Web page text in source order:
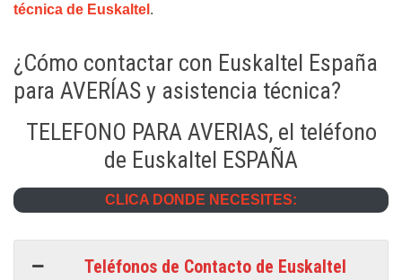
técnica de Euskaltel .
¿Cómo contactar con Euskaltel España
para AVERÍAS y asistencia técnica?
TELEFONO PARA AVERIAS, el teléfono
de Euskaltel ESPAÑA
CLICA DONDE NECESITES:
Teléfonos de Contacto de Euskaltel